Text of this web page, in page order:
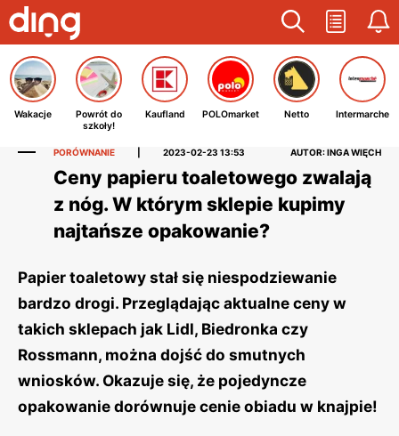
Wakacje
Powrót do
szkoły!
Kaufland POLOmarket Netto Intermarche
PORÓWNANIE 2023-02-23 13:53 AUTOR: INGA WIĘCH
Ceny papieru toaletowego zwalają
z nóg. W którym sklepie kupimy
najtańsze opakowanie?
Papier toaletowy stał się niespodziewanie
bardzo drogi. Przeglądając aktualne ceny w
takich sklepach jak Lidl, Biedronka czy
Rossmann, można dojść do smutnych
wniosków. Okazuje się, że pojedyncze
opakowanie dorównuje cenie obiadu w knajpie!